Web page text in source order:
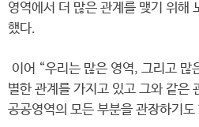
영역에서 더 많은 관계를 맺기 위해
했다.
이어 “우리는 많은 영역, 그리고 많
별한 관계를 가지고 있고 그와 같은
공공영역의 모든 부분을 관장하기